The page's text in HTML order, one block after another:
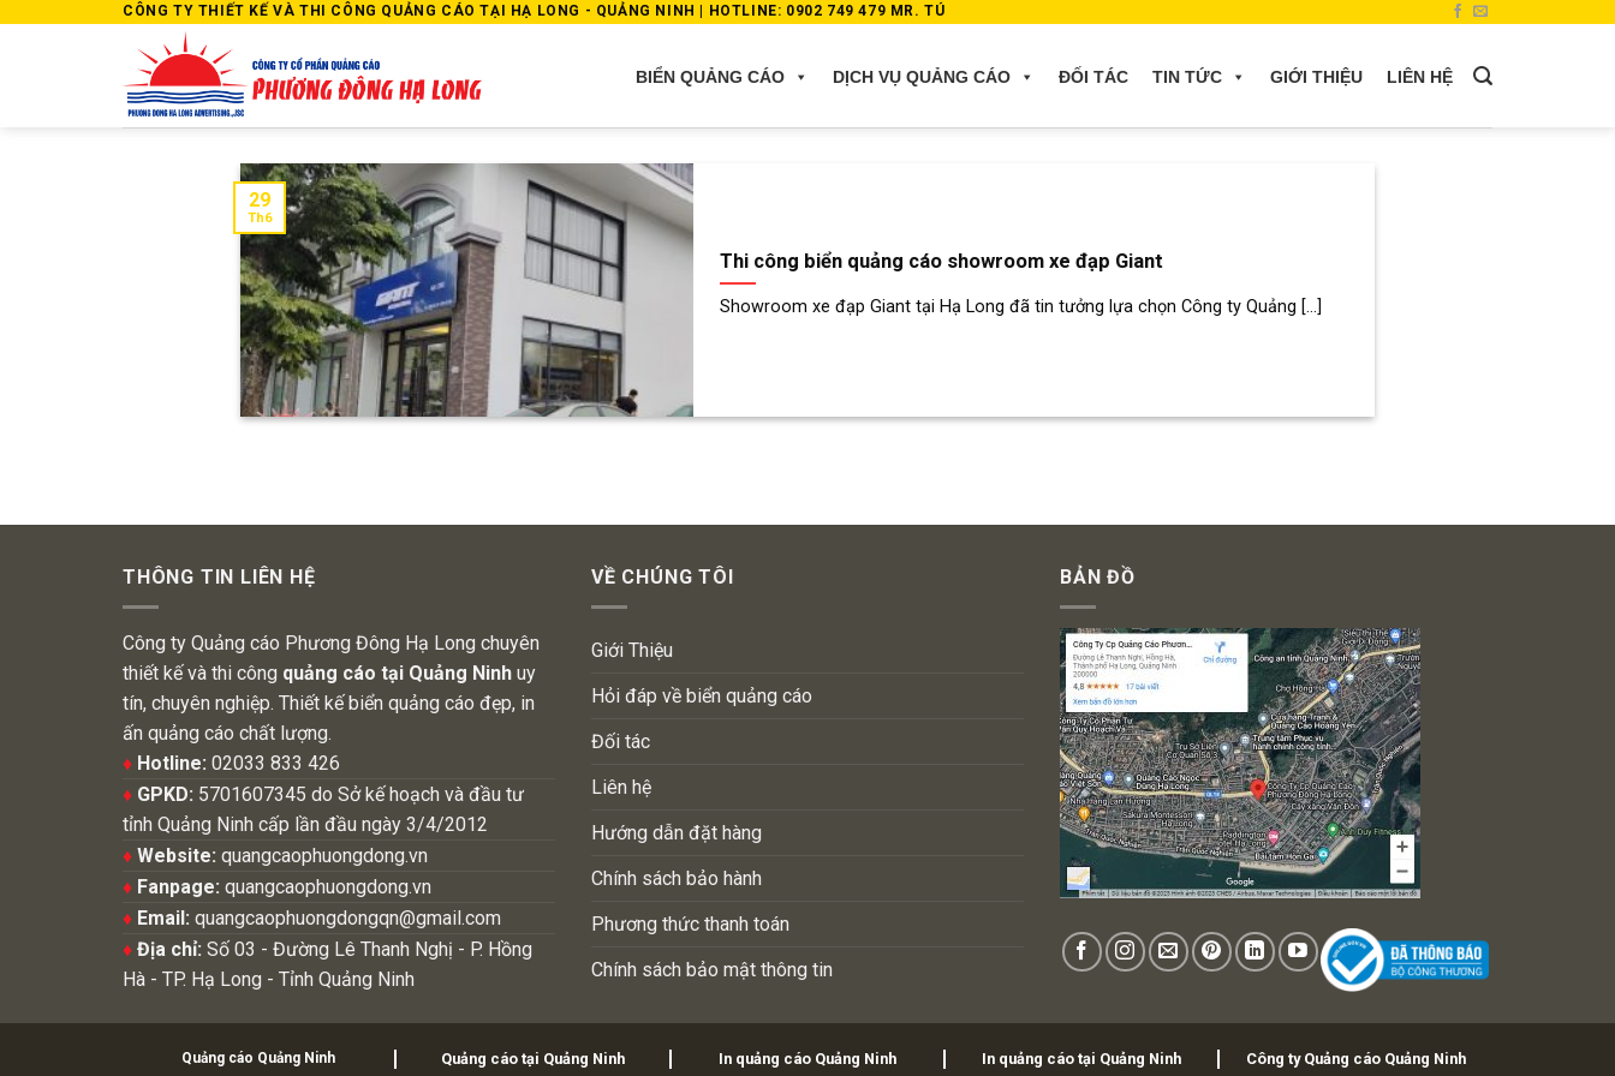
CÔNG TY THIẾT KẾ VÀ THI CÔNG QUẢNG CÁO TẠI HẠ LONG - QUẢNG NINH | HOTLINE: 0902 749 479 MR. TÚ
BIỂN QUẢNG CÁO DỊCH VỤ QUẢNG CÁO ĐỐI TÁC TIN TỨC GIỚI THIỆU LIÊN HỆ
Thi công biển quảng cáo showroom xe đạp Giant
Showroom xe đạp Giant tại Hạ Long đã tin tưởng lựa chọn Công ty Quảng [...]
29
Th6
THÔNG TIN LIÊN HỆ
Công ty Quảng cáo Phương Đông Hạ Long chuyên
thiết kế và thi công quảng cáo tại Quảng Ninh uy
tín, chuyên nghiệp. Thiết kế biển quảng cáo đẹp, in
ấn quảng cáo chất lượng.
♦ Hotline: 02033 833 426
♦ GPKD: 5701607345 do Sở kế hoạch và đầu tư
tỉnh Quảng Ninh cấp lần đầu ngày 3/4/2012
♦ Website: quangcaophuongdong.vn
♦ Fanpage: quangcaophuongdong.vn
♦ Email: quangcaophuongdongqn@gmail.com
♦ Địa chỉ: Số 03 - Đường Lê Thanh Nghị - P. Hồng
Hà - TP. Hạ Long - Tỉnh Quảng Ninh
VỀ CHÚNG TÔI
Giới Thiệu
Hỏi đáp về biển quảng cáo
Đối tác
Liên hệ
Hướng dẫn đặt hàng
Chính sách bảo hành
Phương thức thanh toán
Chính sách bảo mật thông tin
BẢN ĐỒ
Quảng cáo Quảng Ninh Quảng cáo tại Quảng Ninh In quảng cáo Quảng Ninh In quảng cáo tại Quảng Ninh Công ty Quảng cáo Quảng Ninh